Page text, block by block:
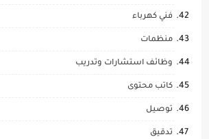
فني كهرباء
منظمات
وظائف استشارات وتدريب
كاتب محتوى
توصيل
تدقيق